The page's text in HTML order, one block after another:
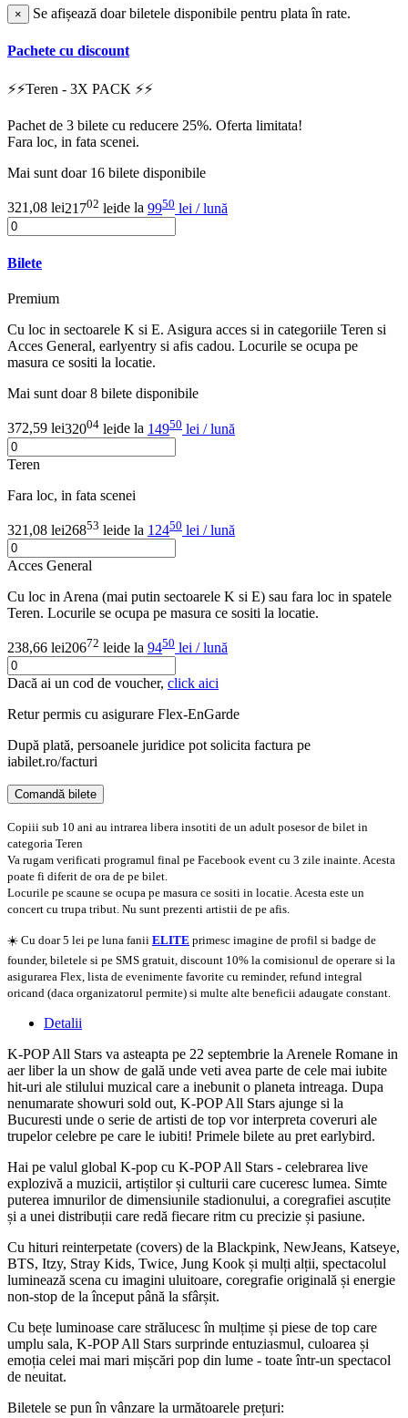
× Se afișează doar biletele disponibile pentru plata în rate.
Pachete cu discount
⚡️⚡️Teren - 3X PACK ⚡️⚡️
Pachet de 3 bilete cu reducere 25%. Oferta limitata!
Fara loc, in fata scenei.
Mai sunt doar 16 bilete disponibile
321,08 lei21702 leide la 9950 lei / lună
Bilete
Premium
Cu loc in sectoarele K si E. Asigura acces si in categoriile Teren si
Acces General, earlyentry si afis cadou. Locurile se ocupa pe
masura ce sositi la locatie.
Mai sunt doar 8 bilete disponibile
372,59 lei32004 leide la 14950 lei / lună
Teren
Fara loc, in fata scenei
321,08 lei26853 leide la 12450 lei / lună
Acces General
Cu loc in Arena (mai putin sectoarele K si E) sau fara loc in spatele
Teren. Locurile se ocupa pe masura ce sositi la locatie.
238,66 lei20672 leide la 9450 lei / lună
Dacă ai un cod de voucher, click aici
Retur permis cu asigurare Flex-EnGarde
După plată, persoanele juridice pot solicita factura pe
iabilet.ro/facturi
Comandă bilete
Copiii sub 10 ani au intrarea libera insotiti de un adult posesor de bilet in
categoria Teren
Va rugam verificati programul final pe Facebook event cu 3 zile inainte. Acesta
poate fi diferit de ora de pe bilet.
Locurile pe scaune se ocupa pe masura ce sositi in locatie. Acesta este un
concert cu trupa tribut. Nu sunt prezenti artistii de pe afis.
☀️ Cu doar 5 lei pe luna fanii ELITE primesc imagine de profil si badge de
founder, biletele si pe SMS gratuit, discount 10% la comisionul de operare si la
asigurarea Flex, lista de evenimente favorite cu reminder, refund integral
oricand (daca organizatorul permite) si multe alte beneficii adaugate constant.
Detalii
K-POP All Stars va asteapta pe 22 septembrie la Arenele Romane in
aer liber la un show de gală unde veti avea parte de cele mai iubite
hit-uri ale stilului muzical care a inebunit o planeta intreaga. Dupa
nenumarate showuri sold out, K-POP All Stars ajunge si la
Bucuresti unde o serie de artisti de top vor interpreta coveruri ale
trupelor celebre pe care le iubiti! Primele bilete au pret earlybird.
Hai pe valul global K-pop cu K-POP All Stars - celebrarea live
explozivă a muzicii, artiștilor și culturii care cuceresc lumea. Simte
puterea imnurilor de dimensiunile stadionului, a coregrafiei ascuțite
și a unei distribuții care redă fiecare ritm cu precizie și pasiune.
Cu hituri reinterpetate (covers) de la Blackpink, NewJeans, Katseye,
BTS, Itzy, Stray Kids, Twice, Jung Kook și mulți alții, spectacolul
luminează scena cu imagini uluitoare, coregrafie originală și energie
non-stop de la început până la sfârșit.
Cu bețe luminoase care strălucesc în mulțime și piese de top care
umplu sala, K-POP All Stars surprinde entuziasmul, culoarea și
emoția celei mai mari mișcări pop din lume - toate într-un spectacol
de neuitat.
Biletele se punîn vânzare la următoarele prețuri: